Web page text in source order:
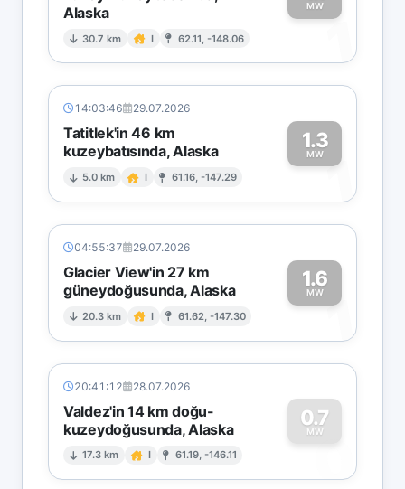
Alaska
30.7 km I 62.11, -148.06
MW
1
14:03:46 29.07.2026
Tatitlek'in 46 km
kuzeybatısında, Alaska
5.0 km I 61.16, -147.29
1.3
MW1
04:55:37 29.07.2026
Glacier View'in 27 km
güneydoğusunda, Alaska
20.3 km I 61.62, -147.30
1.6
MW1
20:41:12 28.07.2026
Valdez'in 14 km doğu-
kuzeydoğusunda, Alaska
17.3 km I 61.19, -146.11
0.7
MW
0